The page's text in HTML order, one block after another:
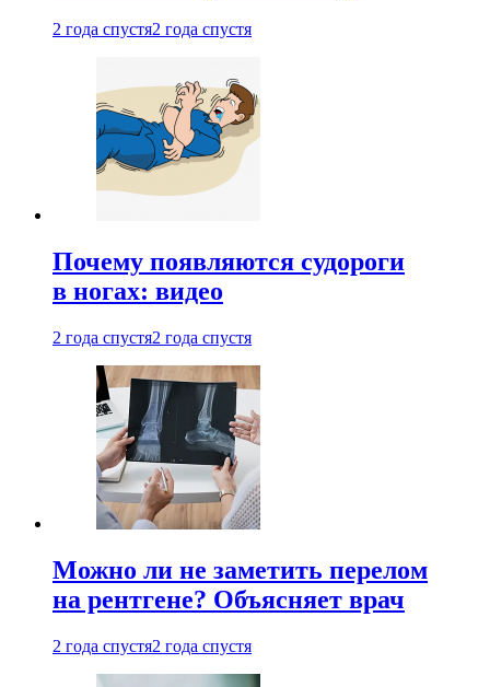
2 года спустя2 года спустя
Почему появляются судороги
в ногах: видео
2 года спустя2 года спустя
Можно ли не заметить перелом
на рентгене? Объясняет врач
2 года спустя2 года спустя